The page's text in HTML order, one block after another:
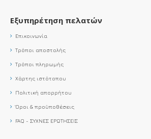
Εξυπηρέτηση πελατών
Επικοινωνία
Τρόποι αποστολής
Τρόποι πληρωμής
Χάρτης ιστότοπου
Πολιτική απορρήτου
Όροι & προϋποθέσεις
FAQ - ΣΥΧΝΕΣ ΕΡΩΤΗΣΕΙΣ